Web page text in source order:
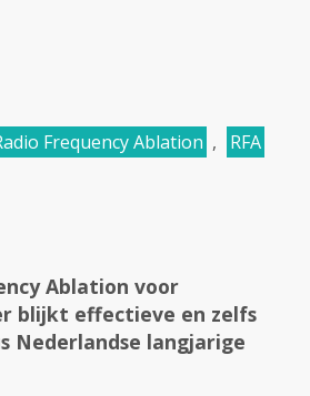
Frequency Ablation , RFA
Ablation voor
blijkt effectieve en zelfs
Nederlandse langjarige